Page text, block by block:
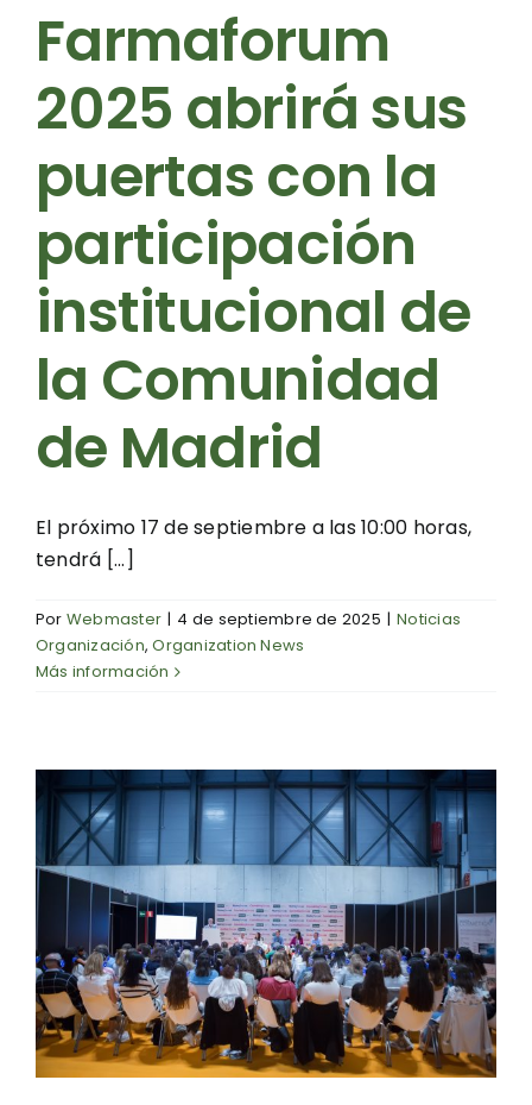
Farmaforum
2025 abrirá sus
puertas con la
participación
institucional de
la Comunidad
de Madrid
El próximo 17 de septiembre a las 10:00 horas,
tendrá [...]
Por Webmaster | 4 de septiembre de 2025 | Noticias
Organización,Organization News
Más información